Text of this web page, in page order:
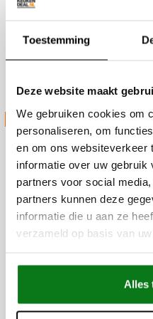
Toestemming
Deze website maakt
We gebruiken cookies om
personaliseren, om
en om ons websiteverkeer
informatie over uw gebruik
partners voor social
partners kunnen deze
informatie die u aan ze
verzameld op basis van
Alles
Slachthuiskade 36
7602CV Almelo
STUUR ONS JE